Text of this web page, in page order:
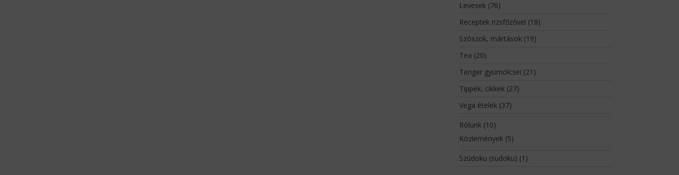
Levesek(76)
Receptek rizsfőzővel (18)
Szószok, mártások(19)
Tea (20)
Tenger gyümölcsei (21)
Tippek, cikkek(27)
Vega ételek(37)
Rólunk(10)
Közlemények(5)
Szúdoku (sudoku) (1)